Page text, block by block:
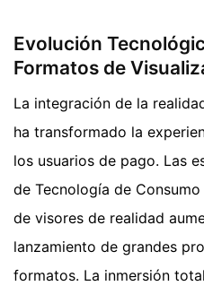
Evolución
Formatos de
La integración de la
ha transformado la
los usuarios de pago. Las
de Tecnología de
de visores de realidad
lanzamiento de grandes
formatos. La inmersión